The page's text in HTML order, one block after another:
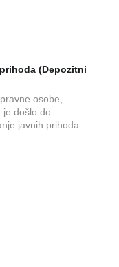
(Depozitni
osobe,
je došlo do
javnih prihoda